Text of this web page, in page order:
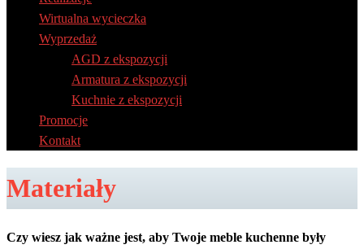
Wirtualna wycieczka
Wyprzedaż
AGD z ekspozycji
Armatura z ekspozycji
Kuchnie z ekspozycji
Promocje
Kontakt
Materiały
Czy wiesz jak ważne jest, aby Twoje meble kuchenne były